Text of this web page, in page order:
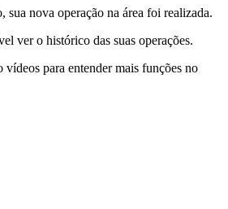
sua nova operação na área foi realizada.
ver o histórico das suas operações.
vídeos para entender mais funções no